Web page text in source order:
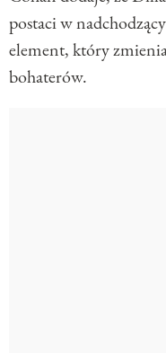
postaci w
element, który
bohaterów.